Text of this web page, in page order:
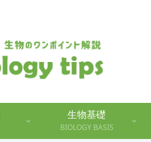
生物基礎
BIOLOGY BASIS